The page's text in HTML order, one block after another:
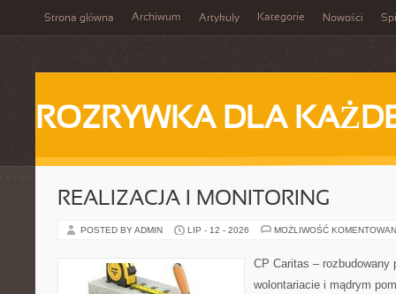
Strona główna Archiwum Artykuły Kategorie Nowości
ROZRYWKA DLA
REALIZACJA I MONITORING
POSTED BY ADMIN LIP - 12 - 2026 MOŻLIWOŚĆ
CP Caritas – rozbudowany
wolontariacie i mądrym